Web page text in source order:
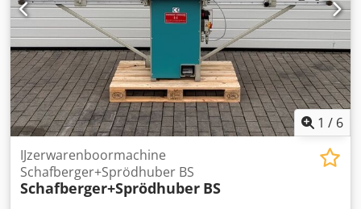
1 / 6
IJzerwarenboormachine
Schafberger+Sprödhuber BS
Schafberger+Sprödhuber BS